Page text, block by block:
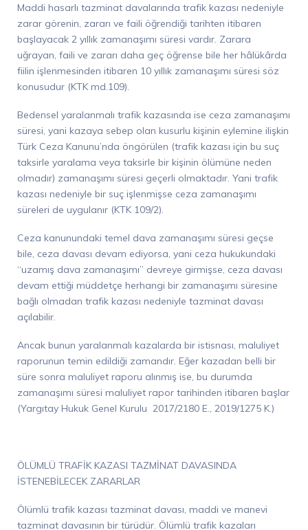
Maddi hasarlı tazminat davalarında trafik kazası nedeniyle
zarar görenin, zararı ve faili öğrendiği tarihten itibaren
başlayacak 2 yıllık zamanaşımı süresi vardır. Zarara
uğrayan, faili ve zararı daha geç öğrense bile her hâlükârda
fiilin işlenmesinden itibaren 10 yıllık zamanaşımı süresi söz
konusudur (KTK md.109).
Bedensel yaralanmalı trafik kazasında ise ceza zamanaşımı
süresi, yani kazaya sebep olan kusurlu kişinin eylemine ilişkin
Türk Ceza Kanunu’nda öngörülen (trafik kazası için bu suç
taksirle yaralama veya taksirle bir kişinin ölümüne neden
olmadır) zamanaşımı süresi geçerli olmaktadır. Yani trafik
kazası nedeniyle bir suç işlenmişse ceza zamanaşımı
süreleri de uygulanır (KTK 109/2).
Ceza kanunundaki temel dava zamanaşımı süresi geçse
bile, ceza davası devam ediyorsa, yani ceza hukukundaki
“uzamış dava zamanaşımı” devreye girmişse, ceza davası
devam ettiği müddetçe herhangi bir zamanaşımı süresine
bağlı olmadan trafik kazası nedeniyle tazminat davası
açılabilir.
Ancak bunun yaralanmalı kazalarda bir istisnası, maluliyet
raporunun temin edildiği zamandır. Eğer kazadan belli bir
süre sonra maluliyet raporu alınmış ise, bu durumda
zamanaşımı süresi maluliyet rapor tarihinden itibaren başlar
(Yargıtay Hukuk Genel Kurulu 2017/2180 E., 2019/1275 K.)
ÖLÜMLÜ TRAFİK KAZASI TAZMİNAT DAVASINDA
İSTENEBİLECEK ZARARLAR
Ölümlü trafik kazası tazminat davası, maddi ve manevi
tazminat davasının bir türüdür. Ölümlü trafik kazaları